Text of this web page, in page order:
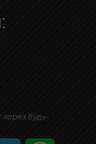
через будь-